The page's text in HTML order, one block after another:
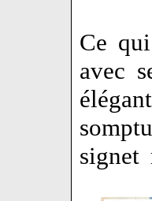
Ce
avec
signet